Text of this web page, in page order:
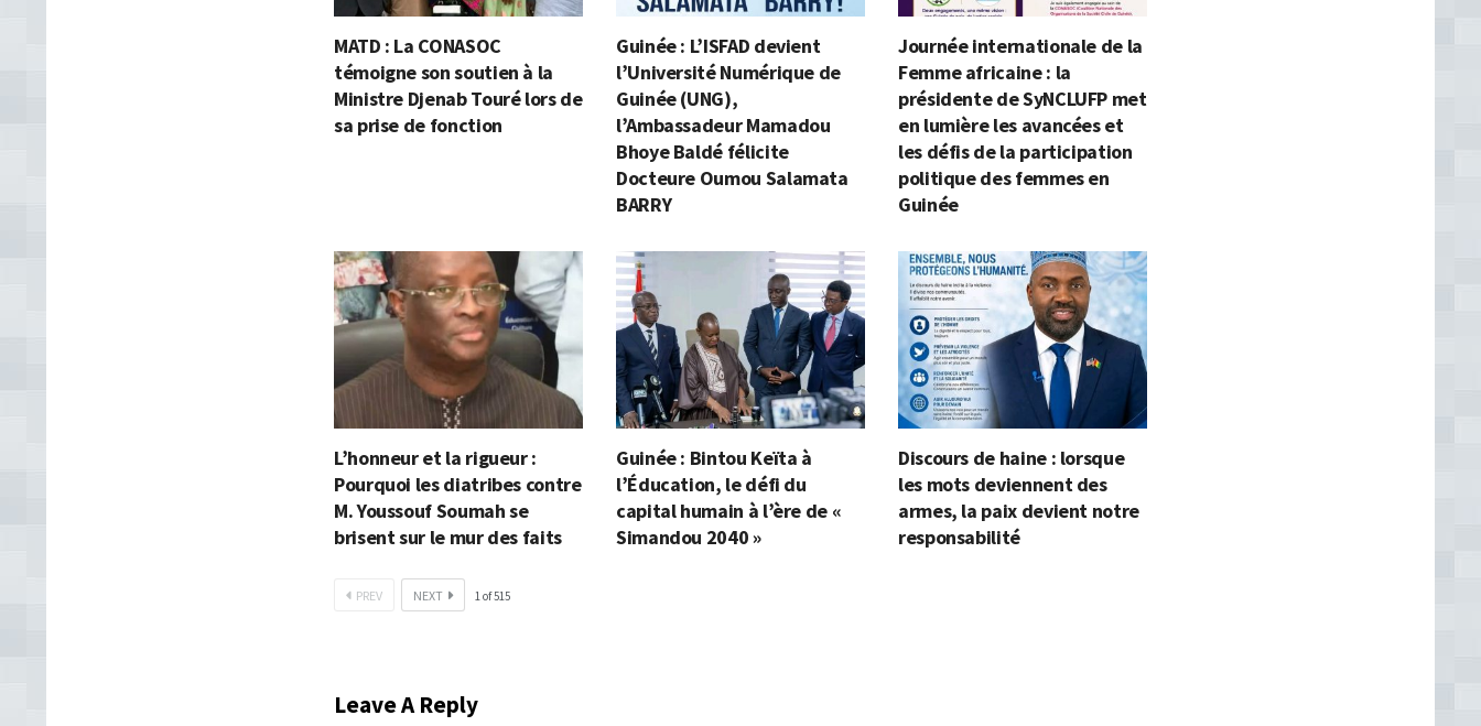
MATD : La CONASOC
témoigne son soutien à la
Ministre Djenab Touré lors de
sa prise de fonction
Guinée : L’ISFAD devient
l’Université Numérique de
Guinée (UNG),
l’Ambassadeur Mamadou
Bhoye Baldé félicite
Docteure Oumou Salamata
BARRY
Journée internationale de la
Femme africaine : la
présidente de SyNCLUFP met
en lumière les avancées et
les défis de la participation
politique des femmes en
Guinée
L’honneur et la rigueur :
Pourquoi les diatribes contre
M. Youssouf Soumah se
brisent sur le mur des faits
Guinée : Bintou Keïta à
l’Éducation, le défi du
capital humain à l’ère de «
Simandou 2040 »
Discours de haine : lorsque
les mots deviennent des
armes, la paix devient notre
responsabilité
PREV NEXT 1of515
Leave A Reply